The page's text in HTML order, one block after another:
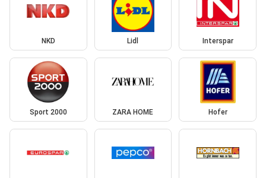
NKD Lidl Interspar
Sport 2000 ZARA HOME Hofer